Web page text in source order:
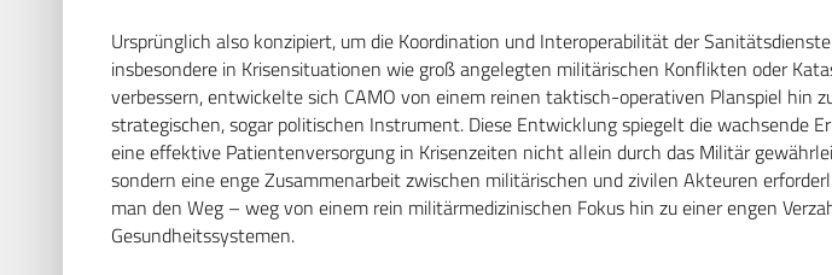
Ursprünglich also konzipiert, um die Koordination und Interoperabilität der
insbesondere in Krisensituationen wie groß angelegten militärischen Konflikten oder
verbessern, entwickelte sich CAMO von einem reinen taktisch-operativen Planspiel hin
strategischen, sogar politischen Instrument. Diese Entwicklung spiegelt die wachsende
eine effektive Patientenversorgung in Krisenzeiten nicht allein durch das Militär
sondern eine enge Zusammenarbeit zwischen militärischen und zivilen Akteuren
man den Weg – weg von einem rein militärmedizinischen Fokus hin zu einer engen
Gesundheitssystemen.